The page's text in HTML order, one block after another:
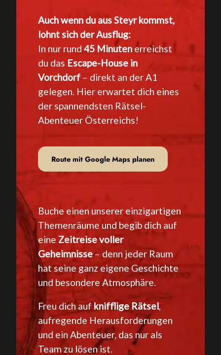
Auch wenn du aus Steyr kommst,
lohnt sich der Ausflug:
In nur rund45 Minuten erreichst
du das Escape-House in
Vorchdorf – direkt an der A1
gelegen. Hier erwartet dich eines
der spannendsten Rätsel-
Abenteuer Österreichs!
Route mit Google Maps planen
Buche einen unserer einzigartigen
Themenräume und begib dich auf
eine Zeitreise voller
Geheimnisse – denn jeder Raum
hat seine ganz eigene Geschichte
und besondere Atmosphäre.
Freu dich aufknifflige Rätsel,
aufregende Herausforderungen
und ein Abenteuer, das nur als
Team zu lösen ist.